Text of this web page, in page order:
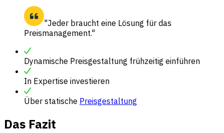
"Jeder braucht eine Lösung für das
Preismanagement."
Dynamische Preisgestaltung frühzeitig einführen
In Expertise investieren
Über statische Preisgestaltung
Das Fazit